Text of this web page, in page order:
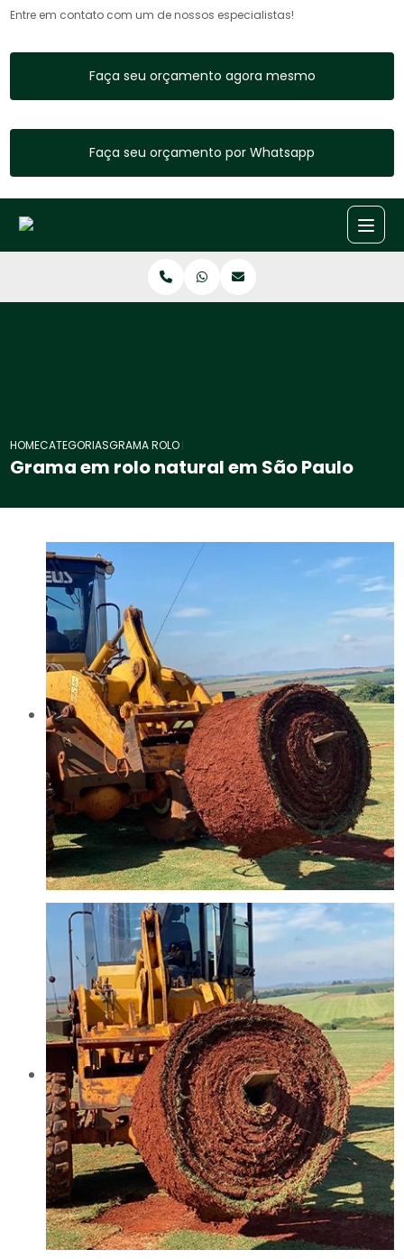
Entre em contato com um de nossos especialistas!
Faça seu orçamento agora mesmo
Faça seu orçamento por Whatsapp
HOMECATEGORIASGRAMA ROLO NATURAL SAO PAULO
Grama em rolo natural em São Paulo